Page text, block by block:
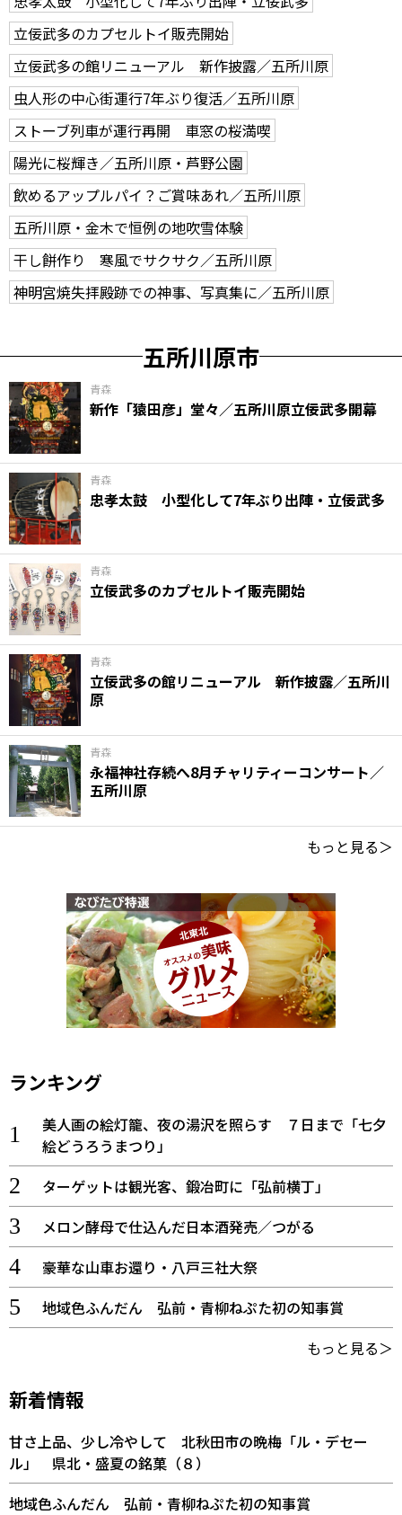
立佞武多のカプセルトイ販売開始
立佞武多の館リニューアル 新作披露／五所川原
虫人形の中心街運行7年ぶり復活／五所川原
ストーブ列車が運行再開 車窓の桜満喫
陽光に桜輝き／五所川原・芦野公園
飲めるアップルパイ？ご賞味あれ／五所川原
五所川原・金木で恒例の地吹雪体験
干し餅作り 寒風でサクサク／五所川原
神明宮焼失拝殿跡での神事、写真集に／五所川原
五所川原市
青森
新作「猿田彦」堂々／五所川原立佞武多開幕
青森
忠孝太鼓 小型化して7年ぶり出陣・立佞武多
青森
立佞武多のカプセルトイ販売開始
青森
立佞武多の館リニューアル 新作披露／五所川
原
青森
永福神社存続へ8月チャリティーコンサート／
五所川原
もっと見る＞
ランキング
美人画の絵灯籠、夜の湯沢を照らす ７日まで「七夕
絵どうろうまつり」
ターゲットは観光客、鍛冶町に「弘前横丁」
メロン酵母で仕込んだ日本酒発売／つがる
豪華な山車お還り・八戸三社大祭
地域色ふんだん 弘前・青柳ねぷた初の知事賞
もっと見る＞
新着情報
甘さ上品、少し冷やして 北秋田市の晩梅「ル・デセー
ル」 県北・盛夏の銘菓（８）
地域色ふんだん 弘前・青柳ねぷた初の知事賞